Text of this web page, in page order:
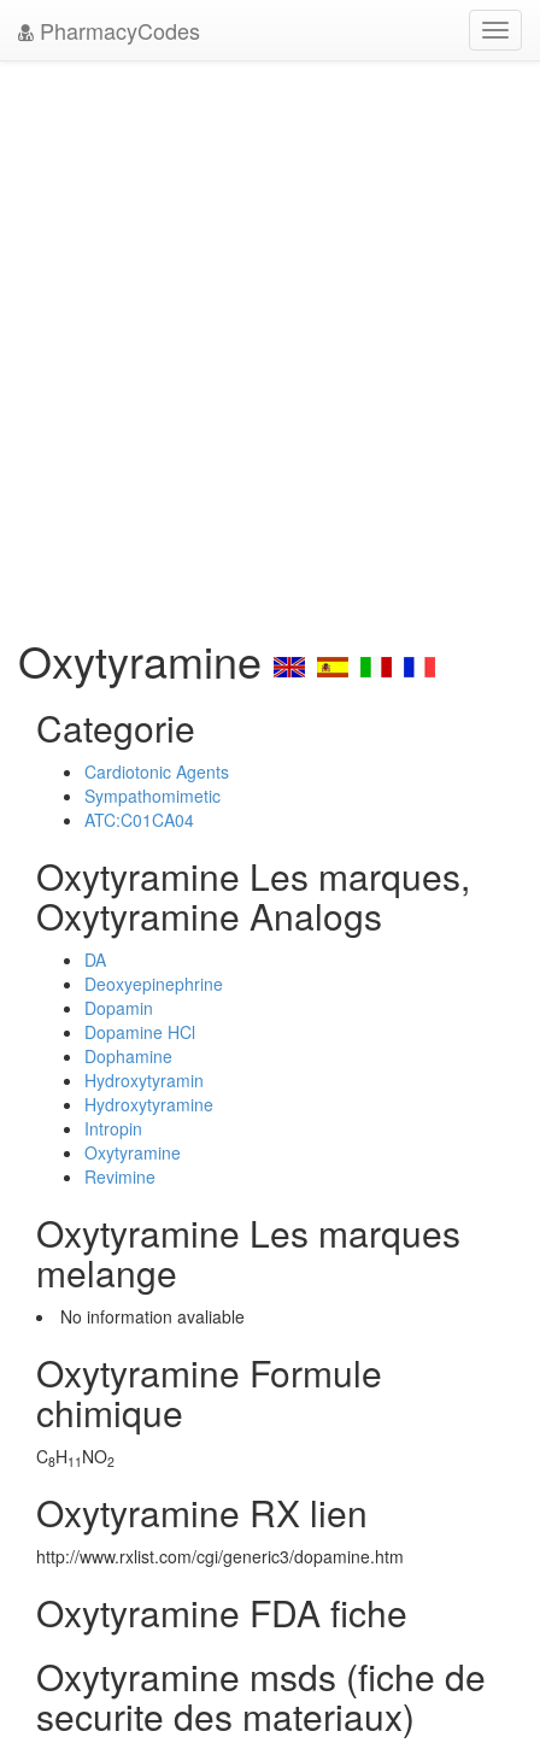
PharmacyCodes
Oxytyramine
Categorie
Cardiotonic Agents
Sympathomimetic
ATC:C01CA04
Oxytyramine Les marques,
Oxytyramine Analogs
DA
Deoxyepinephrine
Dopamin
Dopamine HCl
Dophamine
Hydroxytyramin
Hydroxytyramine
Intropin
Oxytyramine
Revimine
Oxytyramine Les marques
melange
No information avaliable
Oxytyramine Formule
chimique
C8H11 NO2
Oxytyramine RX lien
http://www.rxlist.com/cgi/generic3/dopamine.htm
Oxytyramine FDA fiche
Oxytyramine msds (fiche de
securite des materiaux)